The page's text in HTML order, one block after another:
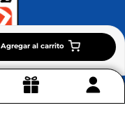
Agregar al carrito